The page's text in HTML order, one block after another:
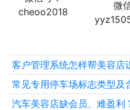
cheoo2018
微
客户管理系统怎样帮美容店
常见专用停车场标志类型及
汽车美容店缺会员、难盈利